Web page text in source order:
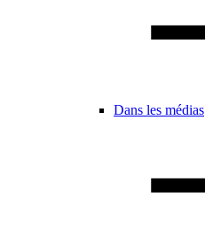
Dans les médias